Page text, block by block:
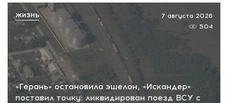
«Герань» остановила эшелон, «Искандер»
поставил точку: ликвидирован поезд ВСУ с
7 августа 2026
504
ЖИЗНЬ